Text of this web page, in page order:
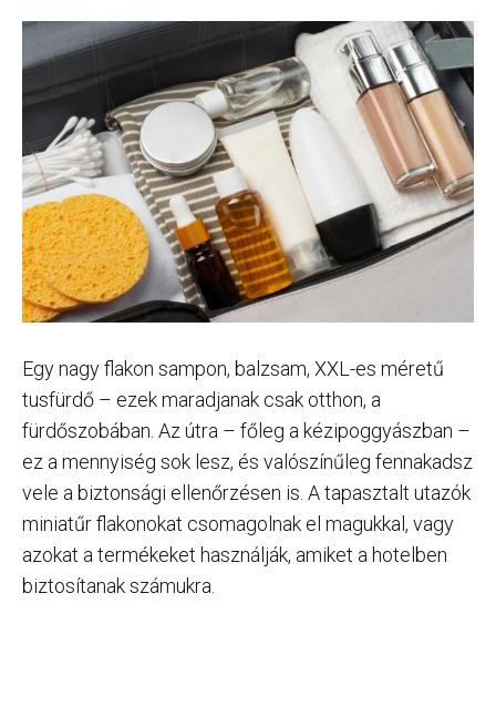
Egy nagy flakon sampon, balzsam, XXL-es méretű
tusfürdő – ezek maradjanak csak otthon, a
fürdőszobában. Az útra – főleg a kézipoggyászban –
ez a mennyiség sok lesz, és valószínűleg fennakadsz
vele a biztonsági ellenőrzésen is. A tapasztalt utazók
miniatűr flakonokat csomagolnak el magukkal, vagy
azokat a termékeket használják, amiket a hotelben
biztosítanak számukra.